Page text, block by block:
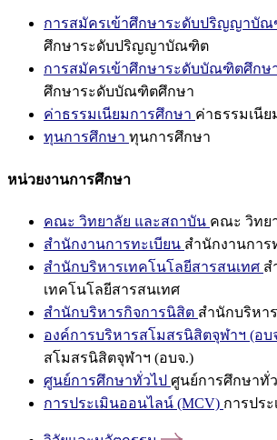
การสมัครเข้าศึกษาระดับปริญญาบั
ศึกษาระดับปริญญาบัณฑิต
การสมัครเข้าศึกษาระดับบัณฑิตศึกษ
ศึกษาระดับบัณฑิตศึกษา
ค่าธรรมเนียมการศึกษา ค่าธรรมเนี
ทุนการศึกษา ทุนการศึกษา
หน่วยงานการศึกษา
คณะ วิทยาลัย และสถาบัน คณะ วิทย
สำนักงานการทะเบียน สำนักงานการ
สำนักบริหารเทคโนโลยีสารสนเทศ ส
เทคโนโลยีสารสนเทศ
สำนักบริหารกิจการนิสิต สำนักบริหา
องค์การบริหารสโมสรนิสิตจุฬาฯ (อบ
สโมสรนิสิตจุฬาฯ (อบจ.)
ศูนย์การศึกษาทั่วไป ศูนย์การศึกษาทั่
การประเมินออนไลน์ (MCV) การปร